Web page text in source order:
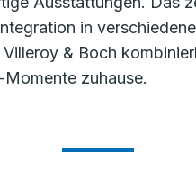
in
& Boch
zuhause.